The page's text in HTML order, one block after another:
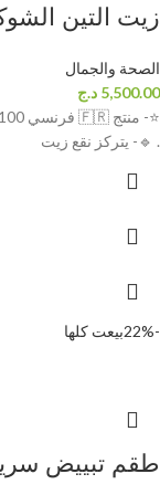
زيت التين
الصحة والجمال
5,500.00 د.ج
. 🔹️- يتركز نقع زيت
-22% بيعت كلها
طقم تبييض سريع